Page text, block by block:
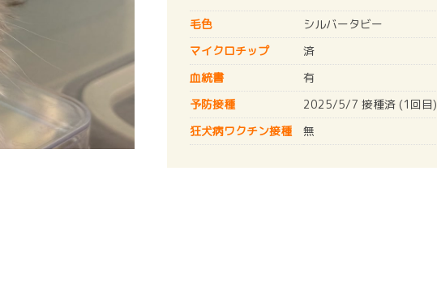
毛色
シルバータビー
マイクロチップ
済
血統書
有
予防接種
2025/5/7 接種済 (1回目)
狂犬病ワクチン接種 無